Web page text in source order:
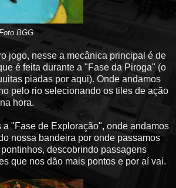
BGG.
jogo, nesse a mecânica principal é de
é feita durante a "Fase da Piroga" (o
piadas por aqui). Onde andamos
pelo rio selecionando os tiles de ação
hora.
a "Fase de Exploração", onde andamos
nossa bandeira por onde passamos
descobrindo passagens
que nos dão mais pontos e por aí vai.